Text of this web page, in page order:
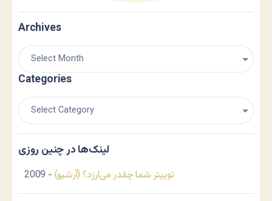
Archives
Categories
لینک‌ها در چنین روزی
توییتر شما چقدر می‌ارزد؟ (آرشیو) - 2009